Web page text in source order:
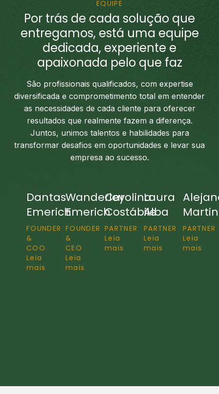
EQUIPE
Por trás de cada solução que
entregamos, está uma equipe
dedicada, experiente e
apaixonada pelo que faz
São profissionais qualificados, com expertise
diversificada e comprometimento total em entender
as necessidades de cada cliente para oferecer
resultados que realmente fazem a diferença.
Juntos, unimos talentos e habilidades para
transformar desafios em oportunidades e levar sua
empresa ao sucesso.
Dantas
Emerich
FOUNDER
&
COO
Leia
mais
Wanderley
Emerich
FOUNDER
&
CEO
Leia
mais
Carolina
Costábile
PARTNER
Leia
mais
Laura
Alba
PARTNER
Leia
mais
PARTNER
Leia
mais